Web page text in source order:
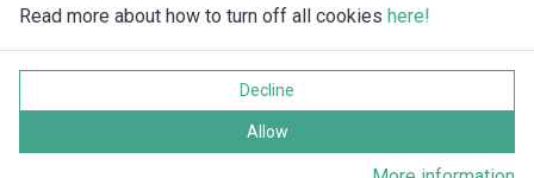
Read more about how to turn off all cookies here!
Decline
Allow
Imprint
Databeskyttelse
Alle rettigheder forbeholdes